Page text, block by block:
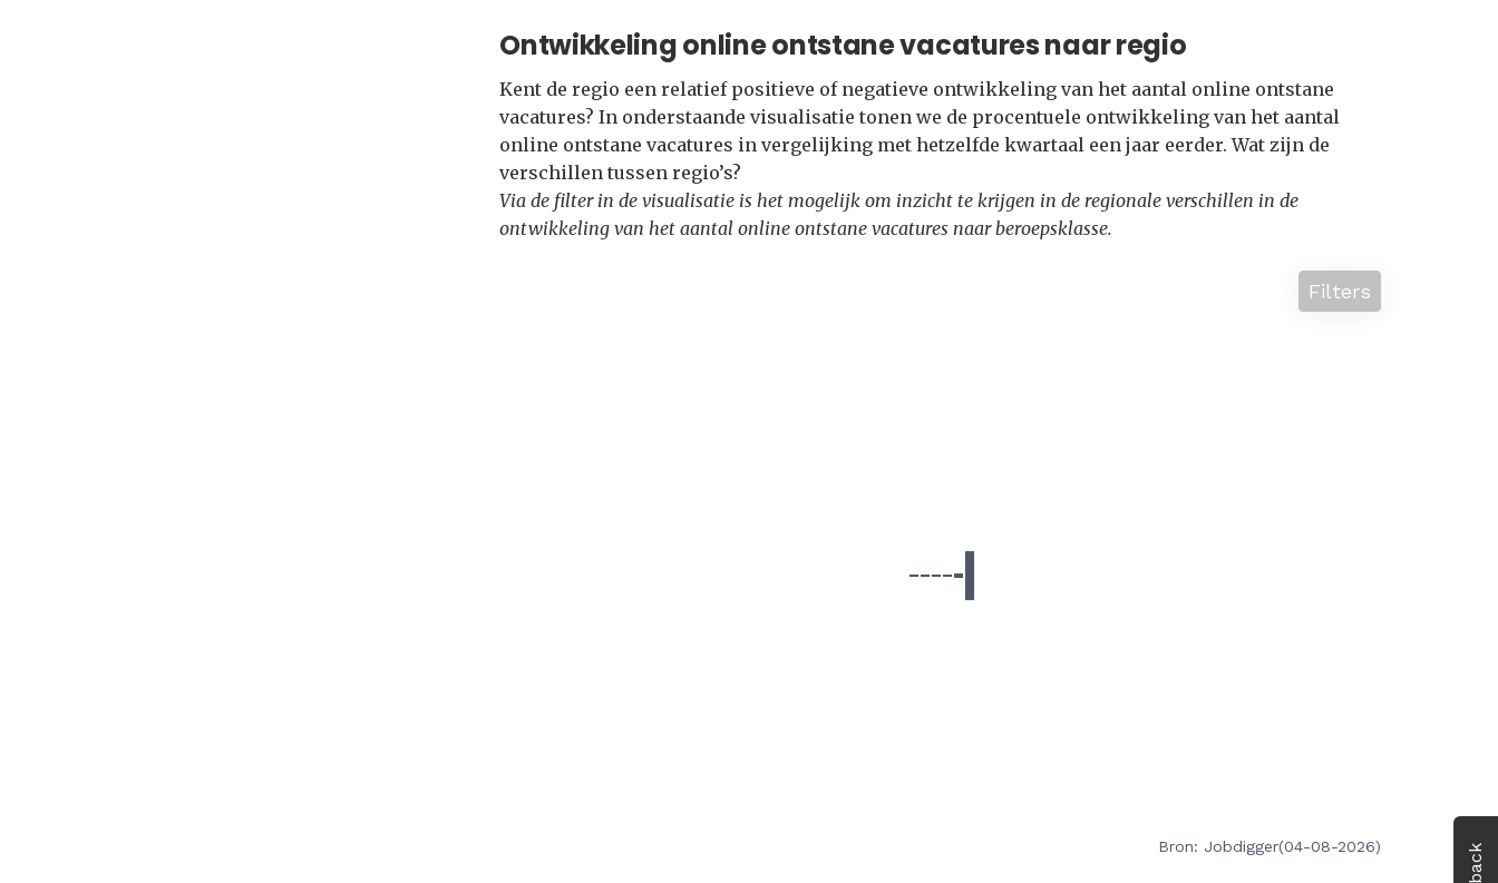
Ontwikkeling online ontstane vacatures naar regio
Kent de regio een relatief positieve of negatieve ontwikkeling van het aantal online ontstane
vacatures? In onderstaande visualisatie tonen we de procentuele ontwikkeling van het aantal
online ontstane vacatures in vergelijking met hetzelfde kwartaal een jaar eerder. Wat zijn de
verschillen tussen regio’s?
Via de filter in de visualisatie is het mogelijk om inzicht te krijgen in de regionale verschillen in de
ontwikkeling van het aantal online ontstane vacatures naar beroepsklasse.
Filters
Bron: Jobdigger(04-08-2026)